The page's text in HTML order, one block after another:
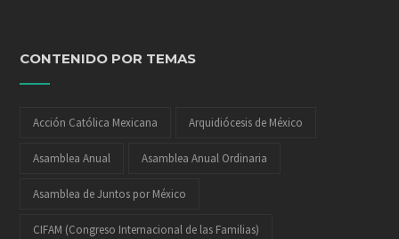
CONTENIDO POR TEMAS
Acción Católica Mexicana Arquidiócesis de México
Asamblea Anual Asamblea Anual Ordinaria
Asamblea de Juntos por México
CIFAM (Congreso Internacional de las Familias)